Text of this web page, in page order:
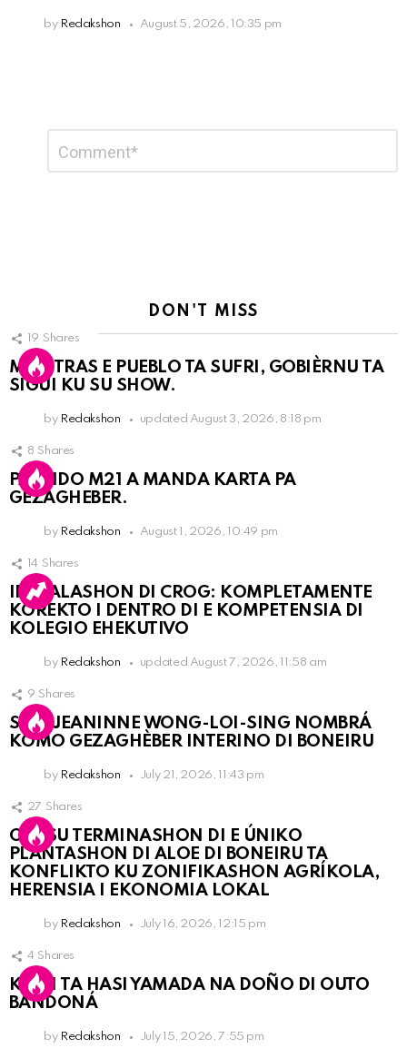
by Redakshon August 5, 2026, 10:35 pm
Reply
DON'T MISS
19 Shares
MIENTRAS E PUEBLO TA SUFRI, GOBIÈRNU TA
SIGUI KU SU SHOW.
by Redakshon updated August 3, 2026, 8:18 pm
8 Shares
PARTIDO M21 A MANDA KARTA PA
GEZAGHEBER.
by Redakshon August 1, 2026, 10:49 pm
14 Shares
INSTALASHON DI CROG: KOMPLETAMENTE
KOREKTO I DENTRO DI E KOMPETENSIA DI
KOLEGIO EHEKUTIVO
by Redakshon updated August 7, 2026, 11:58 am
9 Shares
SRA. JEANINNE WONG-LOI-SING NOMBRÁ
KOMO GEZAGHÈBER INTERINO DI BONEIRU
by Redakshon July 21, 2026, 11:43 pm
27 Shares
OLB SU TERMINASHON DI E ÚNIKO
PLANTASHON DI ALOE DI BONEIRU TA
KONFLIKTO KU ZONIFIKASHON AGRÍKOLA,
HERENSIA I EKONOMIA LOKAL
by Redakshon July 16, 2026, 12:15 pm
4 Shares
KPCN TA HASI YAMADA NA DOÑO DI OUTO
BANDONÁ
by Redakshon July 15, 2026, 7:55 pm